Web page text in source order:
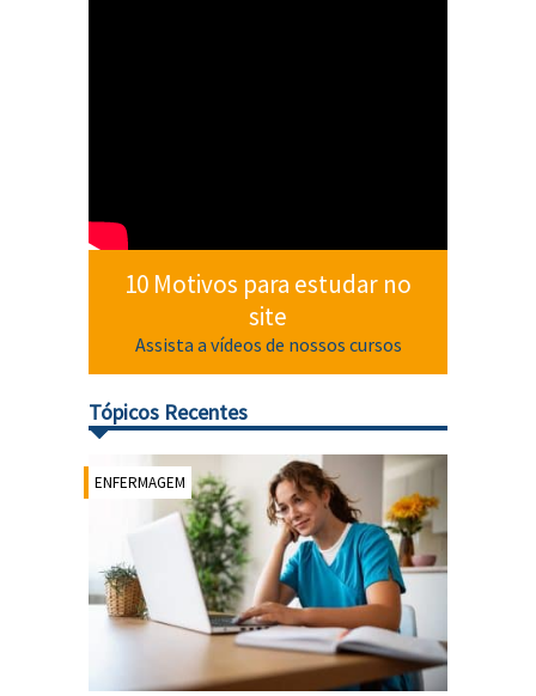
10 Motivos para estudar no
site
Assista a vídeos de nossos cursos
Tópicos Recentes
ENFERMAGEM